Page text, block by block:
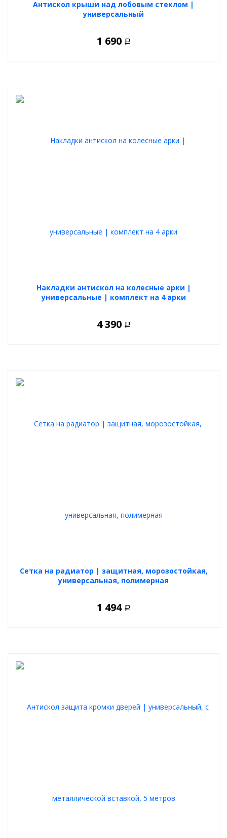
Антискол крыши над лобовым стеклом |
универсальный
1 690 Р
Накладки антискол на колесные арки |
универсальные | комплект на 4 арки
4 390 Р
Cетка на радиатор | защитная, морозостойкая,
универсальная, полимерная
1 494 Р